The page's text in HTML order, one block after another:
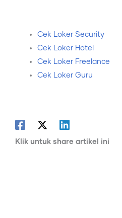
Cek Loker Security
Cek Loker Hotel
Cek Loker Freelance
Cek Loker Guru
Klik untuk share artikel ini